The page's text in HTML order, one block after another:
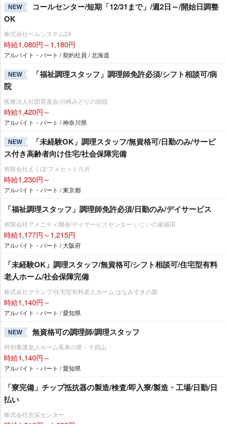
NEW
コールセンター/短期「12/31まで」/週2日～/開始日調整
OK
株式会社ベルシステム24
時給1,080円～1,180円
アルバイト・パート / 契約社員 / 北海道
NEW
「福祉調理スタッフ」調理師免許必須/シフト相談可/病
院
医療法人社団晃進会/川崎みどりの病院
時給1,420円～
アルバイト・パート / 神奈川県
NEW
「未経験OK」調理スタッフ/無資格可/日勤のみ/サービ
ス付き高齢者向け住宅/社会保障完備
有限会社えくぼ/フォセット六月
時給1,230円～
アルバイト・パート / 東京都
「福祉調理スタッフ」調理師免許必須/日勤のみ/デイサービス
有限会社アメニティ開発/デイサービスセンター いこいの家福田
時給1,177円～1,215円
アルバイト・パート / 大阪府
「未経験OK」調理スタッフ/無資格可/シフト相談可/住宅型有料
老人ホーム/社会保障完備
株式会社クランプ/住宅型有料老人ホーム はなみずきの庭
時給1,140円～
アルバイト・パート / 愛知県
NEW 無資格可の調理師/調理スタッフ
特別養護老人ホーム長寿の里・十四山
時給1,140円～
アルバイト・パート / 愛知県
「寮完備」チップ抵抗器の製造/検査/即入寮/製造・工場/日勤/日
払い
株式会社京栄センター